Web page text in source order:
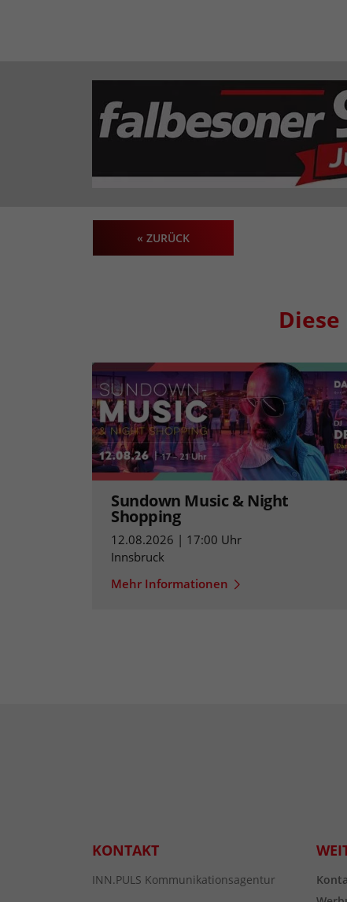
« ZURÜCK
Sundown Music & Night
Shopping
12.08.2026 | 17:00 Uhr
Innsbruck
Mehr Informationen
KONTAKT
INN.PULS Kommunikationsagentur